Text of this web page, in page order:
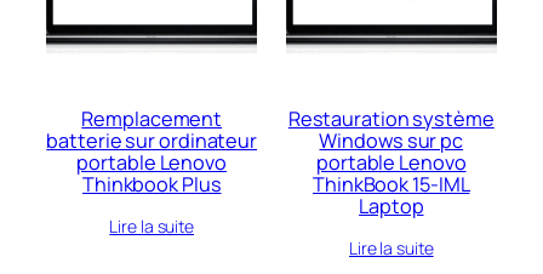
Remplacement
batterie sur ordinateur
portable Lenovo
Thinkbook Plus
Lire la suite
Restauration système
Windows sur pc
portable Lenovo
ThinkBook 15-IML
Laptop
Lire la suite